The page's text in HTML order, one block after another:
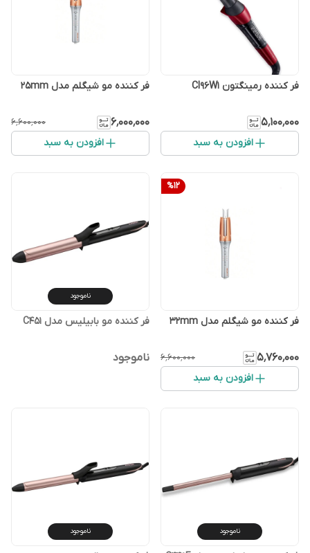
فر کننده رمینگتون CI96W1
۵٬۱۰۰٬۰۰۰
افزودن به سبد
فر کننده مو شیگلم مدل 25mm
۶٬۰۰۰٬۰۰۰ ۶٬۶۰۰٬۰۰۰
افزودن به سبد
%12
فر کننده مو شیگلم مدل 32mm
۵٬۷۶۰٬۰۰۰ ۶٬۶۰۰٬۰۰۰
افزودن به سبد
ناموجود
فر کننده مو بابیلیس مدل C451
ناموجود
ناموجود ناموجود